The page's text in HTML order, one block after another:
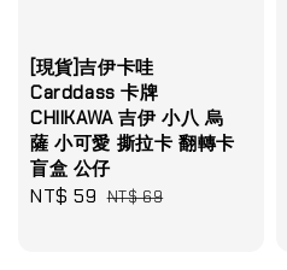
[現貨]吉伊卡哇
Carddass 卡牌
CHIIKAWA 吉伊 小八 烏
薩 小可愛 撕拉卡 翻轉卡
盲盒 公仔
Sale
NT$ 59 Regular
NT$ 69